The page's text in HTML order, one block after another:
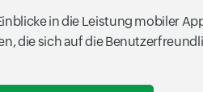
in die Leistung mobiler
die sich auf die